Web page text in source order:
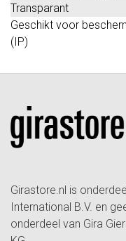
Transparant
Geschikt voor
(IP)
Girastore.nl is
International B.V. en
onderdeel van Gira